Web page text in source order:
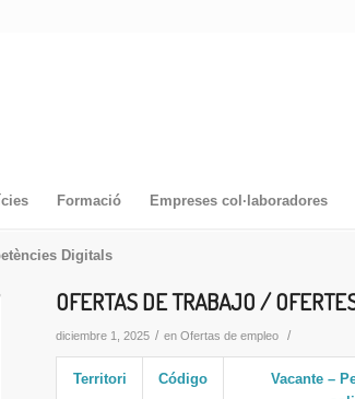
Formació Empreses col·laboradores
Digitals
OFERTAS DE TRABAJO /
diciembre 1, 2025 / en Ofertas de empleo /
Territori Código
Vacante –